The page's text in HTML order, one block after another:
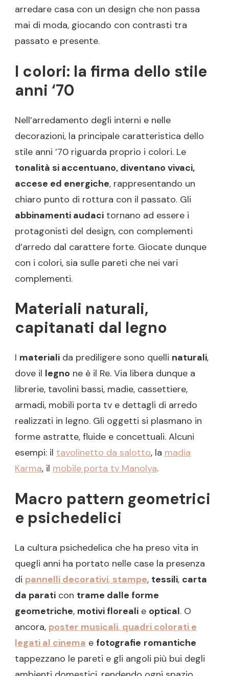
arredare casa con un design che non passa
mai di moda, giocando con contrasti tra
passato e presente.
I colori: la firma dello stile
anni ‘70
Nell’arredamento degli interni e nelle
decorazioni, la principale caratteristica dello
stile anni ’70 riguarda proprio i colori. Le
tonalità si accentuano, diventano vivaci,
accese ed energiche, rappresentando un
chiaro punto di rottura con il passato. Gli
abbinamenti audaci tornano ad essere i
protagonisti del design, con complementi
d’arredo dal carattere forte. Giocate dunque
con i colori, sia sulle pareti che nei vari
complementi.
Materiali naturali,
capitanati dal legno
I materiali da prediligere sono quelli naturali,
dove il legno ne è il Re. Via libera dunque a
librerie, tavolini bassi, madie, cassettiere,
armadi, mobili porta tv e dettagli di arredo
realizzati in legno. Gli oggetti si plasmano in
forme astratte, fluide e concettuali. Alcuni
esempi: il tavolinetto da salotto, la madia
Karma, il mobile porta tv Manolya.
Macro pattern geometrici
e psichedelici
La cultura psichedelica che ha preso vita in
quegli anni ha portato nelle case la presenza
di pannelli decorativi, stampe, tessili, carta
da parati con trame dalle forme
geometriche, motivi floreali e optical. O
ancora, poster musicali, quadri colorati e
legati al cinema e fotografie romantiche
tappezzano le pareti e gli angoli più bui degli